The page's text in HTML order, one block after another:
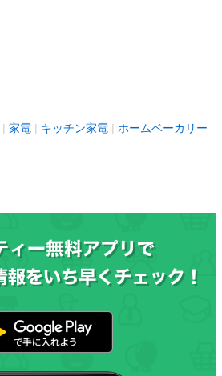
家電 キッチン家電 ホームベーカリー